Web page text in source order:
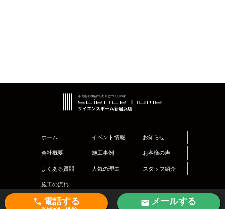
電話する メールする
ホーム イベント情報 お知らせ
会社概要 施工事例 お客様の声
よくある質問 人気の理由 スタッフ紹介
施工の流れ